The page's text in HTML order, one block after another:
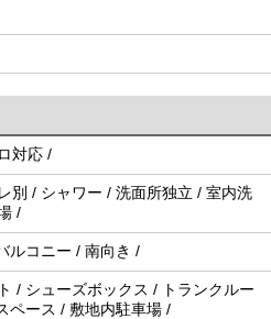
対応 /
別 / シャワー / 洗面所独立 / 室内洗
/
ルコニー / 南向き /
/ シューズボックス / トランクルー
ペース / 敷地内駐車場 /